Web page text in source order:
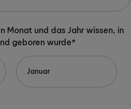
Monat und das Jahr wissen, in
geboren wurde*